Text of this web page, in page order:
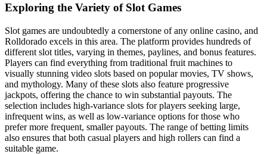
Exploring the Variety of Slot Games
Slot games are undoubtedly a cornerstone of any online casino, and
Rolldorado excels in this area. The platform provides hundreds of
different slot titles, varying in themes, paylines, and bonus features.
Players can find everything from traditional fruit machines to
visually stunning video slots based on popular movies, TV shows,
and mythology. Many of these slots also feature progressive
jackpots, offering the chance to win substantial payouts. The
selection includes high-variance slots for players seeking large,
infrequent wins, as well as low-variance options for those who
prefer more frequent, smaller payouts. The range of betting limits
also ensures that both casual players and high rollers can find a
suitable game.